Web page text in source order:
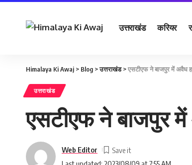
उत्तराखंड करियर
Himalaya Ki Awaj > Blog >उत्तराखंड>एसटीएफ ने बाजपुर में अवैध
उत्तराखंड
एसटीएफ ने बाजपुर में
Web Editor